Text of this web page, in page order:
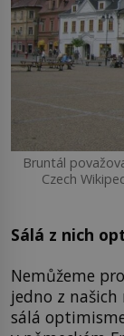
Bruntál
Czech
Sálá z nich
Nemůžeme
jedno z
sálá